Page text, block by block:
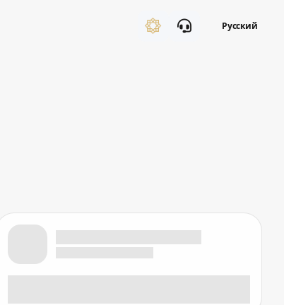
Русский